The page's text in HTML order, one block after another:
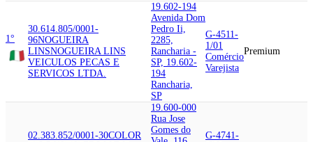
1°
30.614.805/0001-
96NOGUEIRA
LINSNOGUEIRA LINS
VEICULOS PECAS E
SERVICOS LTDA.
19.602-194
Avenida Dom
Pedro Ii,
2285,
Rancharia -
SP, 19.602-
194
Rancharia,
SP
G-4511-
1/01
Comércio
Varejista
Premium
02.383.852/0001-30COLOR
19.600-000
Rua Jose
Gomes do
G-4741-